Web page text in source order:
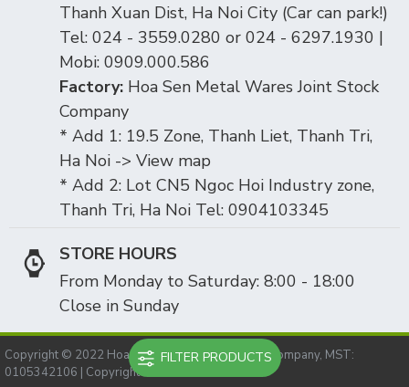
Thanh Xuan Dist, Ha Noi City (Car can park!)
Tel: 024 - 3559.0280 or 024 - 6297.1930 |
Mobi: 0909.000.586
Factory: Hoa Sen Metal Wares Joint Stock
Company
* Add 1: 19.5 Zone, Thanh Liet, Thanh Tri,
Ha Noi -> View map
* Add 2: Lot CN5 Ngoc Hoi Industry zone,
Thanh Tri, Ha Noi Tel: 0904103345
STORE HOURS
From Monday to Saturday: 8:00 - 18:00
Close in Sunday
Copyright © 2022 Hoasen metal ware joint stock company, MST:
0105342106 | Copyright © 2010-2025
FILTER PRODUCTS